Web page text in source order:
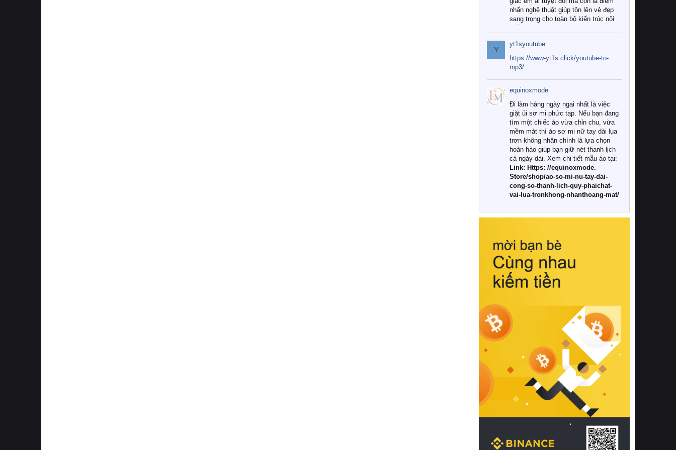
nhấn nghệ thuật giúp tôn lên vẻ đẹp
sang trọng cho toàn bộ kiến trúc nội
Tuy nhiên, giữa thị trường đa dạng
với vô vàn thương hiệu và mẫu mã
như hiện nay, làm thế nào để chọn
được những bộ chăn ga gối đệm cao
cấp thực sự chất lượng, phù hợp với
khí hậu và nhu cầu sử dụng của gia
đình? Hãy cùng chúng tôi đi tìm lời
giải đáp chi tiết qua bài viết dưới đây.
1. Tại sao các gia đình hiện đại lại ưa
chuộng chăn ga gối đệm cao cấp?
Khác với các dòng sản phẩm thông
thường, những bộ chăn ga gối đệm
cao cấp trải qua quy trình sản xuất
nghiêm ngặt từ khâu chọn lọc nguyên
liệu tự nhiên đến công nghệ dệt
nhuộm hiện đại không chứa hóa chất
này, bạn sẽ cảm nhận rõ rệt sự khác
hồi chuẩn xác của phần đệm nâng đỡ
cột sống.
Bên cạnh đó, việc lựa chọn các dòng
sản phẩm đạt chuẩn chất lượng quốc
tế còn giúp ngăn ngừa tình trạng kích
khuẩn và nấm mốc trong điều kiện
thời tiết nóng ẩm. Bạn có thể tìm hiểu
thêm các nghiên cứu khoa học về tác
động của giấc ngủ và môi trường
phòng ngủ đối với sức khỏe con
người tại Sleep Foundation (External
Link) để có cái nhìn toàn diện hơn.
2. Các tiêu chí vàng khi lựa chọn
chăn ga gối đệm cao cấp cho phòng
ngủ
Để sở hữu một bộ chăn ga gối đệm
cao cấp hoàn hảo cả về thẩm mỹ lẫn
công năng, người tiêu dùng cần cân
nhắc kỹ lưỡng các tiêu chí quan trọng
Y
yt1syoutube
https://www-yt1s.click/youtube-to-
mp3/
equinoxmode
Đi làm hàng ngày ngại nhất là việc
giặt ủi sơ mi phức tạp. Nếu bạn đang
tìm một chiếc áo vừa chỉn chu, vừa
mềm mát thì áo sơ mi nữ tay dài lụa
trơn không nhăn chính là lựa chọn
hoàn hảo giúp bạn giữ nét thanh lịch
cả ngày dài. Xem chi tiết mẫu áo tại:
Link: Https: //equinoxmode.
Store/shop/ao-so-mi-nu-tay-dai-
cong-so-thanh-lich-quy-phaichat-
vai-lua-tronkhong-nhanthoang-mat/